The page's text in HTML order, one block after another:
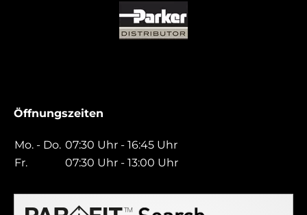
Öffnungszeiten
Mo. - Do. 07:30 Uhr - 16:45 Uhr
Fr.
07:30 Uhr - 13:00 Uhr